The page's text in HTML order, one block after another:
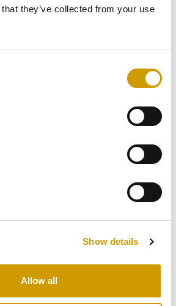
they’ve collected from your use
Show details
Allow all
avec indice d'estérification donné.
l'acide META V&…